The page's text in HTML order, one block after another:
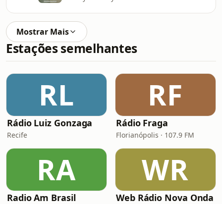
Mostrar Mais
Estações semelhantes
RL
Rádio Luiz Gonzaga
Recife
RF
Rádio Fraga
Florianópolis · 107.9 FM
RA
Radio Am Brasil
WR
Web Rádio Nova Onda